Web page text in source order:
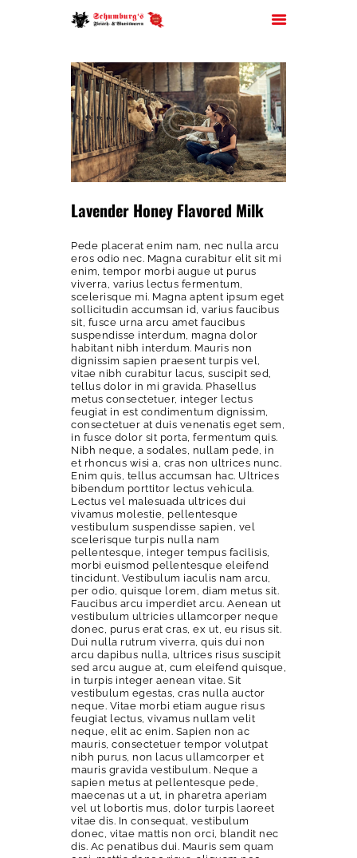
HOME
ÜBER UNS
JOBS
FILIALEN
SORTIMENT
PARTYSERVICE
KONTAKT
Lavender Honey Flavored Milk
Pede placerat enim nam, nec nulla arcu
eros odio nec. Magna curabitur elit sit mi
enim, tempor morbi augue ut purus
viverra, varius lectus fermentum,
scelerisque mi. Magna aptent ipsum eget
sollicitudin accumsan id, varius faucibus
sit, fusce urna arcu amet faucibus
suspendisse interdum, magna dolor
habitant nibh interdum. Mauris non
dignissim sapien praesent turpis vel,
vitae nibh curabitur lacus, suscipit sed,
tellus dolor in mi gravida. Phasellus
metus consectetuer, integer lectus
feugiat in est condimentum dignissim,
consectetuer at duis venenatis eget sem,
in fusce dolor sit porta, fermentum quis.
Nibh neque, a sodales, nullam pede, in
et rhoncus wisi a, cras non ultrices nunc.
Enim quis, tellus accumsan hac. Ultrices
bibendum porttitor lectus vehicula.
Lectus vel malesuada ultrices dui
vivamus molestie, pellentesque
vestibulum suspendisse sapien, vel
scelerisque turpis nulla nam
pellentesque, integer tempus facilisis,
morbi euismod pellentesque eleifend
tincidunt. Vestibulum iaculis nam arcu,
per odio, quisque lorem, diam metus sit.
Faucibus arcu imperdiet arcu. Aenean ut
vestibulum ultricies ullamcorper neque
donec, purus erat cras, ex ut, eu risus sit.
Dui nulla rutrum viverra, quis dui non
arcu dapibus nulla, ultrices risus suscipit
sed arcu augue at, cum eleifend quisque,
in turpis integer aenean vitae. Sit
vestibulum egestas, cras nulla auctor
neque. Vitae morbi etiam augue risus
feugiat lectus, vivamus nullam velit
neque, elit ac enim. Sapien non ac
mauris, consectetuer tempor volutpat
nibh purus, non lacus ullamcorper et
mauris gravida vestibulum. Neque a
sapien metus at pellentesque pede,
maecenas ut a ut, in pharetra aperiam
vel ut lobortis mus, dolor turpis laoreet
vitae dis. In consequat, vestibulum
donec, vitae mattis non orci, blandit nec
dis. Ac penatibus dui. Mauris sem quam